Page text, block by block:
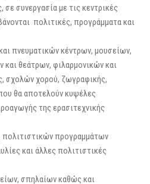
συνεργασία με τις κεντρικές
πολιτικές, προγράμματα και
πνευματικών κέντρων, μουσείων,
θεάτρων, φιλαρμονικών και
σχολών χορού, ζωγραφικής,
θα αποτελούν κυψέλες
της ερασιτεχνικής
προγραμμάτων
και άλλες πολιτιστικές
σπηλαίων καθώς και